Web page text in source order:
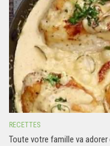
RECETTES
Toute votre famille va